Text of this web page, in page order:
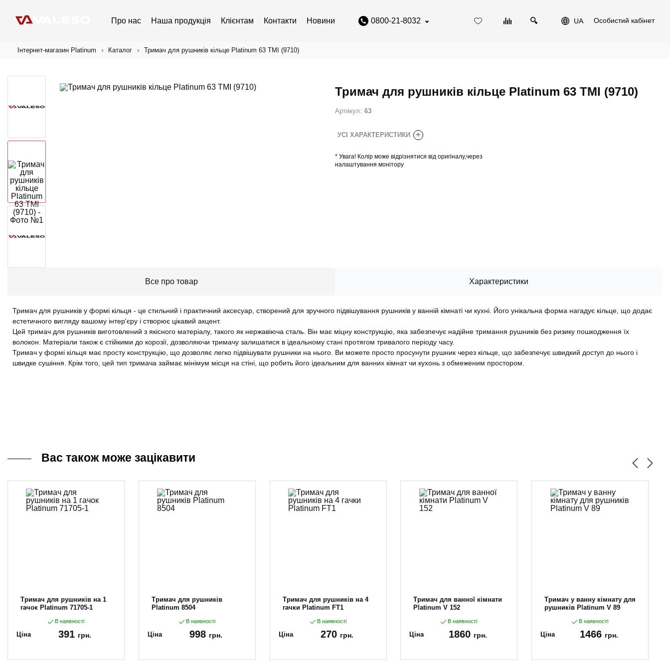
Про нас Наша продукція Клієнтам Контакти Новини 0800-21-8032 UA Особистий кабінет
Інтернет-магазин Platinum Каталог Тримач для рушників кільце Platinum 63 TMI (9710)
Тримач для рушників кільце Platinum 63 TMI (9710)
Артикул: 63
УСІ ХАРАКТЕРИСТИКИ +
* Увага! Колір може відрізнятися від оригіналу,через
налаштування монітору
Все про товар Характеристики
Тримач для рушників у формі кільця - це стильний і практичний аксесуар, створений для зручного підвішування рушників у ванній кімнаті чи кухні. Його унікальна форма нагадує кільце, що додає
естетичного вигляду вашому інтер'єру і створює цікавий акцент.
Цей тримач для рушників виготовлений з якісного матеріалу, такого як нержавіюча сталь. Він має міцну конструкцію, яка забезпечує надійне тримання рушників без ризику пошкодження їх
волокон. Матеріали також є стійкими до корозії, дозволяючи тримачу залишатися в ідеальному стані протягом тривалого періоду часу.
Тримач у формі кільця має просту конструкцію, що дозволяє легко підвішувати рушники на нього. Ви можете просто просунути рушник через кільце, що забезпечує швидкий доступ до нього і
швидке сушіння. Крім того, цей тип тримача займає мінімум місця на стіні, що робить його ідеальним для ванних кімнат чи кухонь з обмеженим простором.
Вас також може зацікавити
Тримач для рушників на 1
гачок Platinum 71705-1
В наявності
Ціна 391 грн.
Тримач для рушників
Platinum 8504
В наявності
Ціна 998 грн.
Тримач для рушників на 4
гачки Platinum FT1
В наявності
Ціна 270 грн.
Тримач для ванної кімнати
Platinum V 152
В наявності
Ціна 1860 грн.
Тримач у ванну кімнату для
рушників Platinum V 89
В наявності
Ціна 1466 грн.